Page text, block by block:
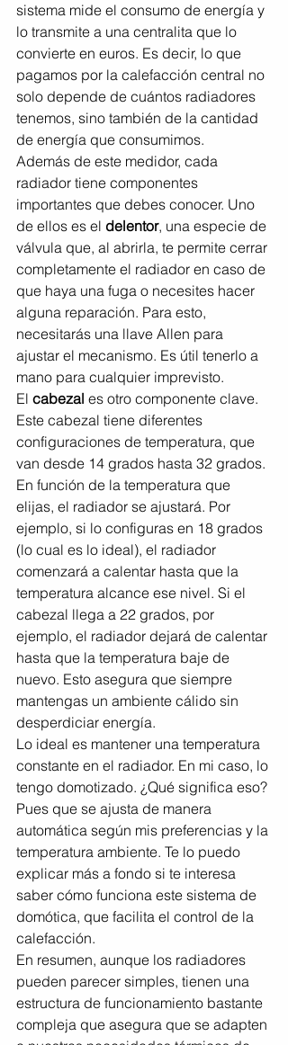
sistema mide el consumo de energía y
lo transmite a una centralita que lo
convierte en euros. Es decir, lo que
pagamos por la calefacción central no
solo depende de cuántos radiadores
tenemos, sino también de la cantidad
de energía que consumimos.
Además de este medidor, cada
radiador tiene componentes
importantes que debes conocer. Uno
de ellos es el delentor, una especie de
válvula que, al abrirla, te permite cerrar
completamente el radiador en caso de
que haya una fuga o necesites hacer
alguna reparación. Para esto,
necesitarás una llave Allen para
ajustar el mecanismo. Es útil tenerlo a
mano para cualquier imprevisto.
El cabezal es otro componente clave.
Este cabezal tiene diferentes
configuraciones de temperatura, que
van desde 14 grados hasta 32 grados.
En función de la temperatura que
elijas, el radiador se ajustará. Por
ejemplo, si lo configuras en 18 grados
(lo cual es lo ideal), el radiador
comenzará a calentar hasta que la
temperatura alcance ese nivel. Si el
cabezal llega a 22 grados, por
ejemplo, el radiador dejará de calentar
hasta que la temperatura baje de
nuevo. Esto asegura que siempre
mantengas un ambiente cálido sin
desperdiciar energía.
Lo ideal es mantener una temperatura
constante en el radiador. En mi caso, lo
tengo domotizado. ¿Qué significa eso?
Pues que se ajusta de manera
automática según mis preferencias y la
temperatura ambiente. Te lo puedo
explicar más a fondo si te interesa
saber cómo funciona este sistema de
domótica, que facilita el control de la
calefacción.
En resumen, aunque los radiadores
pueden parecer simples, tienen una
estructura de funcionamiento bastante
compleja que asegura que se adapten